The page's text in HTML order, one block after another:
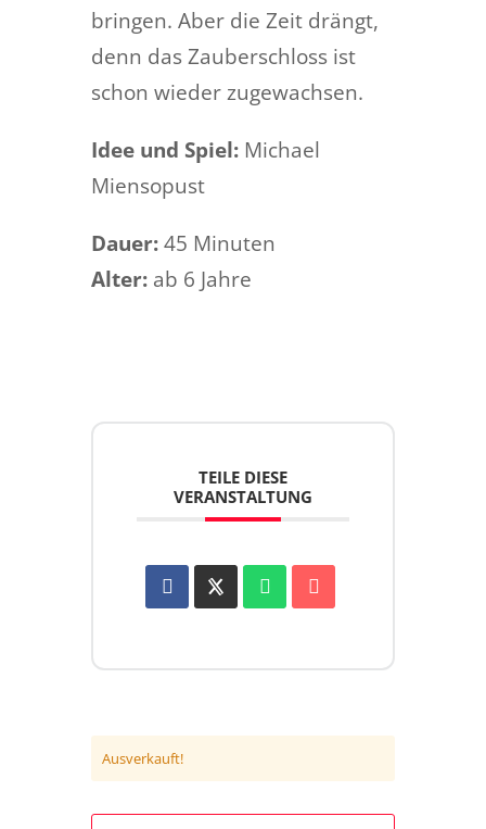
bringen. Aber die Zeit drängt,
denn das Zauberschloss ist
schon wieder zugewachsen.
Idee und Spiel: Michael
Miensopust
Dauer: 45 Minuten
Alter: ab 6 Jahre
TEILE DIESE
VERANSTALTUNG
Ausverkauft!